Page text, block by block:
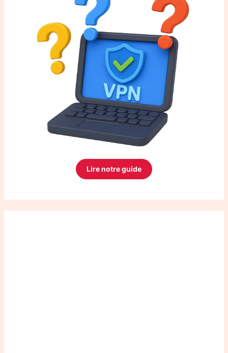
Lire notre guide